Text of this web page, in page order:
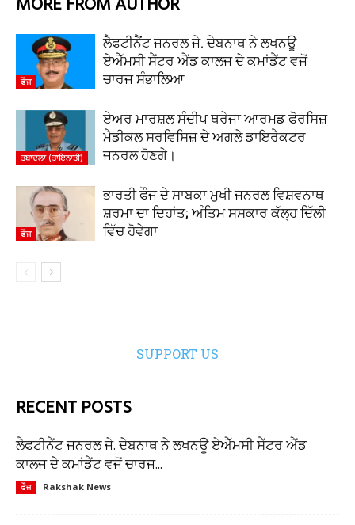
ਫੌਜ
ਲੈਫਟੀਨੈਂਟ ਜਨਰਲ ਜੇ. ਦੇਬਨਾਥ ਨੇ ਲਖਨਊ
ਏਐੱਮਸੀ ਸੈਂਟਰ ਐਂਡ ਕਾਲਜ ਦੇ ਕਮਾਂਡੈਂਟ ਵਜੋਂ
ਚਾਰਜ ਸੰਭਾਲਿਆ
ਤਬਾਦਲਾ (ਤਾਇਨਾਤੀ)
ਏਅਰ ਮਾਰਸ਼ਲ ਸੰਦੀਪ ਥਰੇਜਾ ਆਰਮਡ ਫੋਰਸਿਜ਼
ਮੈਡੀਕਲ ਸਰਵਿਸਿਜ਼ ਦੇ ਅਗਲੇ ਡਾਇਰੈਕਟਰ
ਜਨਰਲ ਹੋਣਗੇ।
ਫੌਜ
ਭਾਰਤੀ ਫੌਜ ਦੇ ਸਾਬਕਾ ਮੁਖੀ ਜਨਰਲ ਵਿਸ਼ਵਨਾਥ
ਸ਼ਰਮਾ ਦਾ ਦਿਹਾਂਤ; ਅੰਤਿਮ ਸਸਕਾਰ ਕੱਲ੍ਹ ਦਿੱਲੀ
ਵਿੱਚ ਹੋਵੇਗਾ
SUPPORT US
RECENT POSTS
ਲੈਫਟੀਨੈਂਟ ਜਨਰਲ ਜੇ. ਦੇਬਨਾਥ ਨੇ ਲਖਨਊ ਏਐੱਮਸੀ ਸੈਂਟਰ ਐਂਡ
ਕਾਲਜ ਦੇ ਕਮਾਂਡੈਂਟ ਵਜੋਂ ਚਾਰਜ...
ਫੌਜ Rakshak News